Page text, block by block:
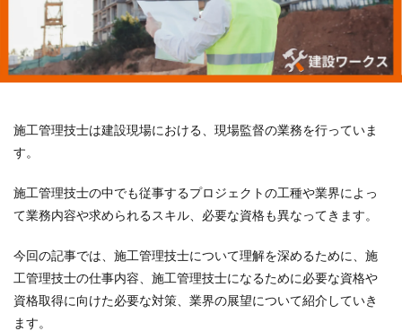
施工管理技士は建設現場における、現場監督の業務を行っていま
す。
施工管理技士の中でも従事するプロジェクトの工種や業界によっ
て業務内容や求められるスキル、必要な資格も異なってきます。
今回の記事では、施工管理技士について理解を深めるために、施
工管理技士の仕事内容、施工管理技士になるために必要な資格や
資格取得に向けた必要な対策、業界の展望について紹介していき
ます。